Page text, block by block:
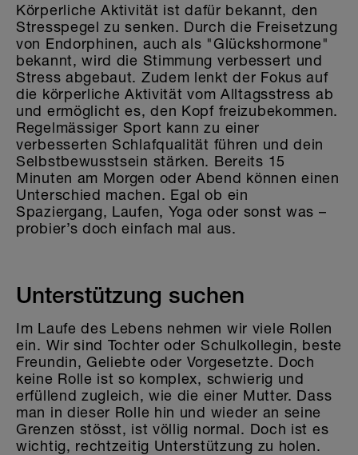
Körperliche Aktivität ist dafür bekannt, den
Stresspegel zu senken. Durch die Freisetzung
von Endorphinen, auch als "Glückshormone"
bekannt, wird die Stimmung verbessert und
Stress abgebaut. Zudem lenkt der Fokus auf
die körperliche Aktivität vom Alltagsstress ab
und ermöglicht es, den Kopf freizubekommen.
Regelmässiger Sport kann zu einer
verbesserten Schlafqualität führen und dein
Selbstbewusstsein stärken. Bereits 15
Minuten am Morgen oder Abend können einen
Unterschied machen. Egal ob ein
Spaziergang, Laufen, Yoga oder sonst was –
probier’s doch einfach mal aus.
Unterstützung suchen
Im Laufe des Lebens nehmen wir viele Rollen
ein. Wir sind Tochter oder Schulkollegin, beste
Freundin, Geliebte oder Vorgesetzte. Doch
keine Rolle ist so komplex, schwierig und
erfüllend zugleich, wie die einer Mutter. Dass
man in dieser Rolle hin und wieder an seine
Grenzen stösst, ist völlig normal. Doch ist es
wichtig, rechtzeitig Unterstützung zu holen.